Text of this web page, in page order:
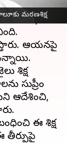
మరణశిక్ష
పాప్
Pop
ఆయనపై
శిక్ష
సుప్రీం
ఆదేశించి,
ఈ శిక్ష
తీర్పుపై